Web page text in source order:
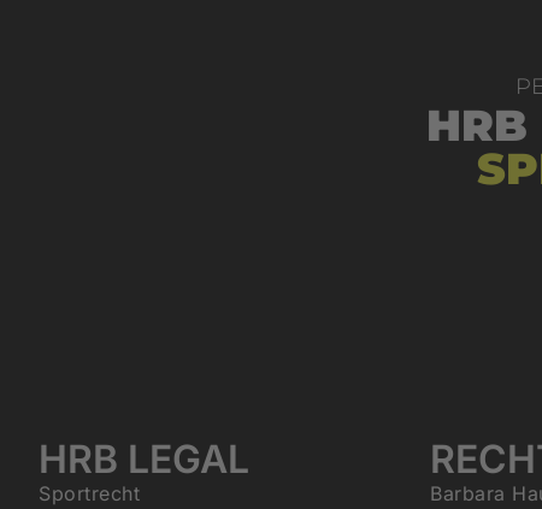
HRB
HRB LEGAL
Sportrecht Barbara